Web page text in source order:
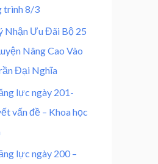
₫
5
trình 8/3
Nhận Ưu Đãi Bộ 25
Nâng Cao Vào
Đại Nghĩa
lực ngày 201-
vấn đề – Khoa học
lực ngày 200 –